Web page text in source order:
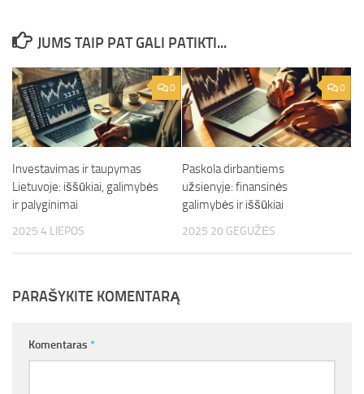
JUMS TAIP PAT GALI PATIKTI...
0
Investavimas ir taupymas
Lietuvoje: iššūkiai, galimybės
ir palyginimai
2025 4 LIEPOS
0
Paskola dirbantiems
užsienyje: finansinės
galimybės ir iššūkiai
2025 20 GEGUŽĖS
PARAŠYKITE KOMENTARĄ
Komentaras *